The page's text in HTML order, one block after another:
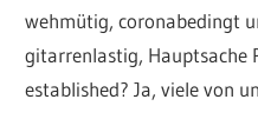
wehmütig, coronabedingt
gitarrenlastig, Hauptsache
established? Ja, viele von